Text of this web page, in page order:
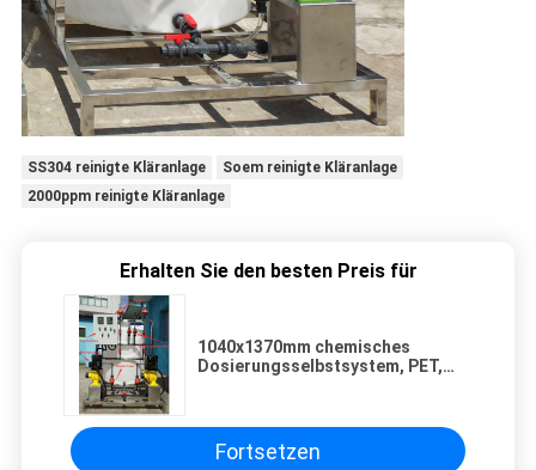
SS304 reinigte Kläranlage
Soem reinigte Kläranlage
2000ppm reinigte Kläranlage
Erhalten Sie den besten Preis für
1040x1370mm chemisches
Dosierungsselbstsystem, PET,
Fortsetzen